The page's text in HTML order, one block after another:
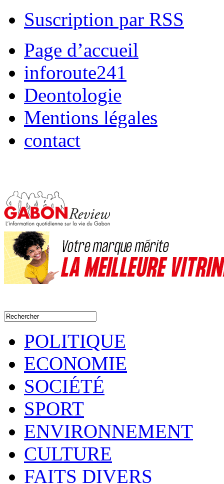
Suscription par RSS
Page d’accueil
inforoute241
Deontologie
Mentions légales
contact
POLITIQUE
ECONOMIE
SOCIÉTÉ
SPORT
ENVIRONNEMENT
CULTURE
FAITS DIVERS